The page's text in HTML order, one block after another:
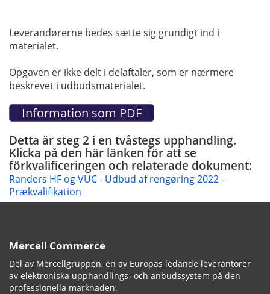
Leverandørerne bedes sætte sig grundigt ind i
materialet.
Opgaven er ikke delt i delaftaler, som er nærmere
beskrevet i udbudsmaterialet.
Detta är steg 2 i en tvåstegs upphandling.
Klicka på den här länken för att se
förkvalificeringen och relaterade dokument:
Randers HF og VUC - Udbud af rengøring 2022 -
Prækvalifikation
Mercell Commerce
Del av Mercellgruppen, en av Europas ledande leverantörer
av elektroniska upphandlings- och anbudssystem på den
professionella marknaden.